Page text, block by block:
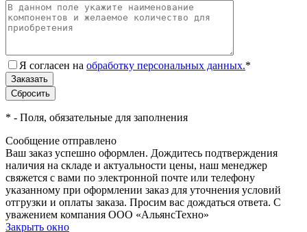
Я согласен на обработку персональных данных.*
* - Поля, обязательные для заполнения
Сообщение отправлено
Ваш заказ успешно оформлен. Дождитесь подтверждения
наличия на складе и актуальности цены, наш менеджер
свяжется с вами по электронной почте или телефону
указанному при оформлении заказ для уточнения условий
отгрузки и оплаты заказа. Просим вас дождаться ответа. С
уважением компания ООО «АльянсТехно»
Закрыть окно